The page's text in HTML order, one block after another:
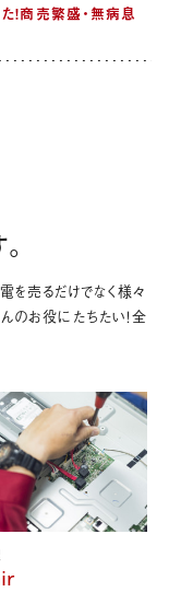
！商売繁盛・無病息
を売るだけでなく様々
のお役にたちたい！全